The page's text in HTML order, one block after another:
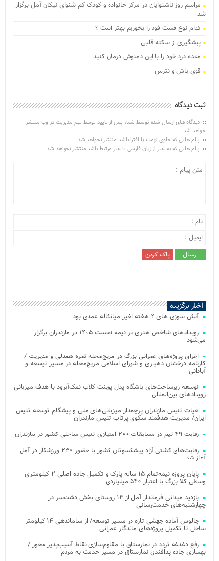
مراسم روز ناشنوایان در مرکز خانواده و کودک کم شنوای نیکان آمل برگزار
شد
کدام نوع فست فود را بخوریم بهتر است ؟
پیشگیری از سکته قلبی
معده درد خود را با این دمنوش درمان کنید
قوی باش و نترس
ثبت دیدگاه
دیدگاه های ارسال شده توسط شما، پس از تایید توسط تیم مدیریت در وب منتشر
خواهد شد.
پیام هایی که حاوی تهمت یا افترا باشد منتشر نخواهد شد.
پیام هایی که به غیر از زبان فارسی یا غیر مرتبط باشد منتشر نخواهد شد.
اخبار برگزیده
آتش‌ سوزی‌ های ۲ هفته اخیر میانکاله عمدی بود
رویدادهای شاخص هنری در نیمه نخست ۱۴۰۵ در مازندران برگزار
می‌شود
اجرای پروژه‌های عمرانی بزرگ در مریج‌محله ثمره همدلی و مدیریت /
کارنامه درخشان دهیاری و شورای اسلامی مریج‌محله در مسیر توسعه و
آبادانی
توسعه زیرساخت‌های باشگاه پدل پوینت کلاب نمک‌آبرود با هدف میزبانی
رویدادهای بین‌المللی
هیات تنیس مازندران پرچمدار میزبانی‌های ملی و پیشگام توسعه تنیس
ایران/ مدیریت هدفمند سکوی پرتاب تنیس مازندران
رقابت ۴۹ تیم در مسابقات ۲۰۰ امتیازی تنیس ساحلی کشور در مازندران
رقابت‌های کشتی آزاد پیشکسوتان کشور با حضور ۲۳۰ ورزشکار در آمل
آغاز شد
پایان پروژه نیمه‌تمام ۱۵ ساله پارک و تکمیل جاده اصلی ۲ کیلومتری
وسطی کلا بزرگ با اعتبار ۵۴۰ میلیاردی
بازدید میدانی فرماندار آمل از ۱۴ روستای بخش دشت‌سر در
چهارشنبه‌های خدمت‌رسانی
چالوس آماده جهشی تازه در مسیر توسعه/ از ساماندهی ۱۴ کیلومتر
ساحل تا تکمیل پروژه‌های ماندگار عمرانی
رفع دغدغه تردد در نمارستاق با مقاوم‌سازی نقاط آسیب‌پذیر محور /
بهسازی جاده پدافندی نمارستاق در مسیر خدمت به مردم